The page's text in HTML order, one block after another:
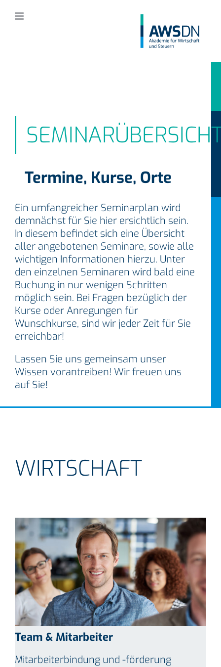
Inhalt
Termine, Kurse, Orte
Ein umfangreicher Seminarplan wird
demnächst für Sie hier ersichtlich sein.
In diesem befindet sich eine Übersicht
aller angebotenen Seminare, sowie alle
wichtigen Informationen hierzu. Unter
den einzelnen Seminaren wird bald eine
Buchung in nur wenigen Schritten
möglich sein. Bei Fragen bezüglich der
Kurse oder Anregungen für
Wunschkurse, sind wir jeder Zeit für Sie
erreichbar!
Lassen Sie uns gemeinsam unser
Wissen vorantreiben! Wir freuen uns
auf Sie!
WIRTSCHAFT
Team & Mitarbeiter
Mitarbeiterbindung und -förderung